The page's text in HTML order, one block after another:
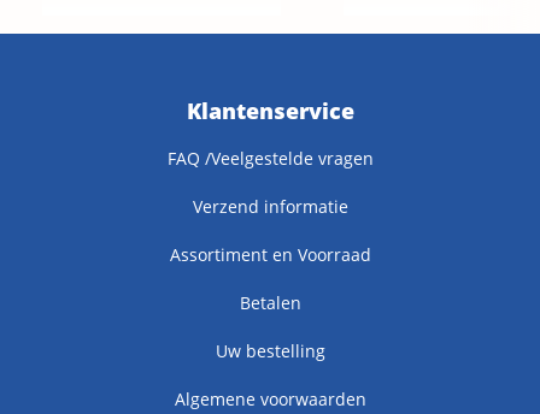
Klantenservice
FAQ /Veelgestelde vragen
Verzend informatie
Assortiment en Voorraad
Betalen
Uw bestelling
Algemene voorwaarden